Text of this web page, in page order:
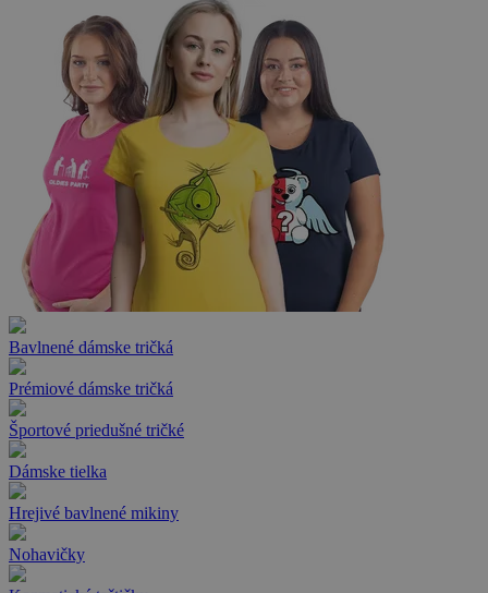
Bavlnené dámske tričká
Prémiové dámske tričká
Športové priedušné tričké
Dámske tielka
Hrejivé bavlnené mikiny
Nohavičky